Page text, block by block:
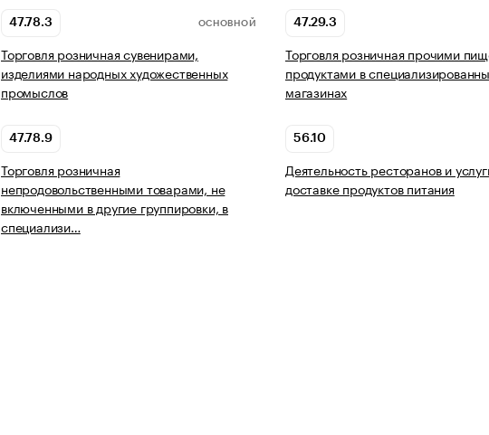
47.78.3 ОСНОВНОЙ
Торговля розничная сувенирами,
изделиями народных художественных
промыслов
47.29.3
Торговля розничная прочими
продуктами в
магазинах
47.78.9
Торговля розничная
непродовольственными товарами, не
включенными в другие группировки, в
специализи…
56.10
Деятельность ресторанов и
доставке продуктов питания